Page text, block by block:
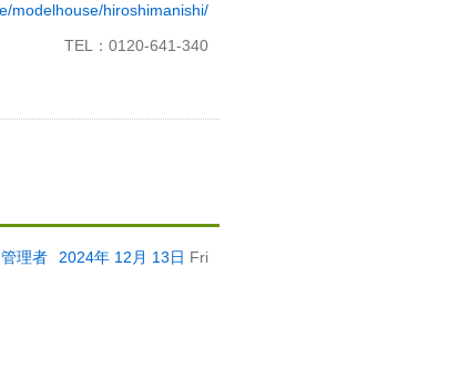
modelhouse/hiroshimanishi/
TEL：0120-641-340
2024年 12月 13日 Fri
管理者